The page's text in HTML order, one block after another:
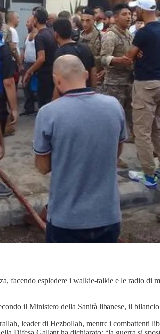
facendo esplodere i walkie-talkie e le radio
il Ministero della Sanità libanese, il
leader di Hezbollah, mentre i combattenti
Difesa Gallant ha dichiarato: “la guerra si